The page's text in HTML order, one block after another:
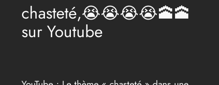
chasteté,😭😭😭😭🕋🕋
sur Youtube